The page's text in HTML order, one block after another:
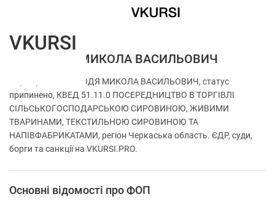
ФОП ДЮДЯ МИКОЛА ВАСИЛЬОВИЧ
Перевірка ФОП ДЮДЯ МИКОЛА ВАСИЛЬОВИЧ, статус
припинено, КВЕД 51.11.0 ПОСЕРЕДНИЦТВО В ТОРГІВЛІ
СІЛЬСЬКОГОСПОДАРСЬКОЮ СИРОВИНОЮ, ЖИВИМИ
ТВАРИНАМИ, ТЕКСТИЛЬНОЮ СИРОВИНОЮ ТА
НАПІВФАБРИКАТАМИ, регіон Черкаська область. ЄДР, суди,
борги та санкції на VKURSI.PRO.
Основні відомості про ФОП
VKURSI